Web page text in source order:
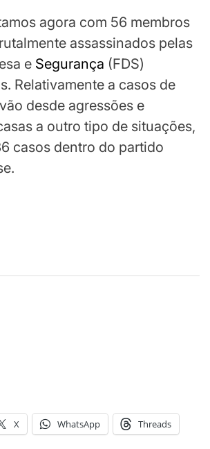
agora com 56 membros
assassinados pelas
e Segurança (FDS)
Relativamente a casos de
desde agressões e
a outro tipo de situações,
casos dentro do partido
X WhatsApp Threads